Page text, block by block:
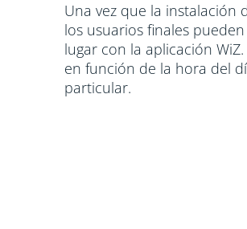
Una vez que la instalación
los usuarios finales
lugar con la aplicación
en función de la hora del
particular.